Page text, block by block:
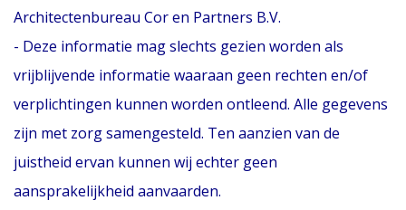
Architectenbureau Cor en Partners B.V.
- Deze informatie mag slechts gezien worden als
vrijblijvende informatie waaraan geen rechten en/of
verplichtingen kunnen worden ontleend. Alle gegevens
zijn met zorg samengesteld. Ten aanzien van de
juistheid ervan kunnen wij echter geen
aansprakelijkheid aanvaarden.